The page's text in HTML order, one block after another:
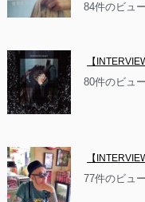
84件のビュー
【
80件のビュー
【
77件のビュー